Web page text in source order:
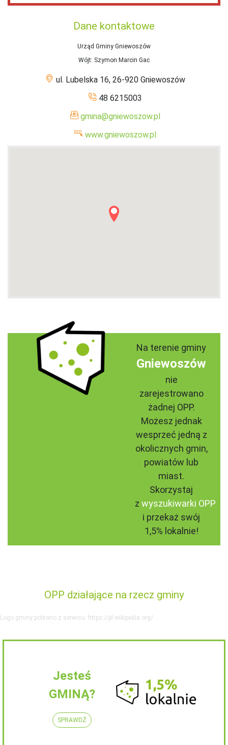
Dane kontaktowe
Urząd Gminy Gniewoszów
Wójt: Szymon Marcin Gac
ul. Lubelska 16, 26-920 Gniewoszów
48 6215003
gmina@gniewoszow.pl
www.gniewoszow.pl
Na terenie gminy
Gniewoszów
nie
zarejestrowano
żadnej OPP.
Możesz jednak
wesprzeć jedną z
okolicznych gmin,
powiatów lub
miast.
Skorzystaj
z wyszukiwarki OPP
i przekaż swój
1,5% lokalnie!
OPP działające na rzecz gminy
Logo gminy pobrano z serwisu: https://pl.wikipedia.org/
Jesteś
GMINĄ?
SPRAWDŹ